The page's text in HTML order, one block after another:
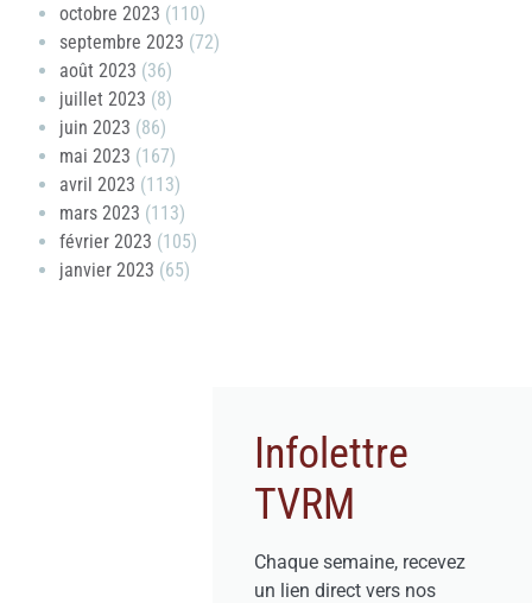
octobre 2023 (110)
septembre 2023 (72)
août 2023 (36)
juillet 2023 (8)
juin 2023 (86)
mai 2023 (167)
avril 2023 (113)
mars 2023 (113)
février 2023 (105)
janvier 2023 (65)
Infolettre
TVRM
Chaque semaine, recevez
un lien direct vers nos